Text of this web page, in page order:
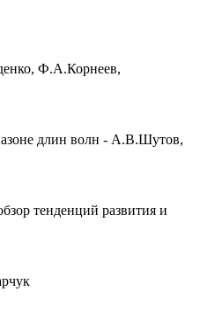
Ф.А.Корнеев,
длин волн - А.В.Шутов,
тенденций развития и